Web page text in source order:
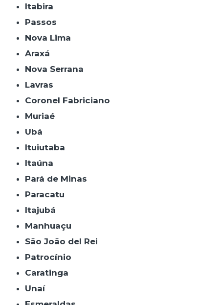
Itabira
Passos
Nova Lima
Araxá
Nova Serrana
Lavras
Coronel Fabriciano
Muriaé
Ubá
Ituiutaba
Itaúna
Pará de Minas
Paracatu
Itajubá
Manhuaçu
São João del Rei
Patrocínio
Caratinga
Unaí